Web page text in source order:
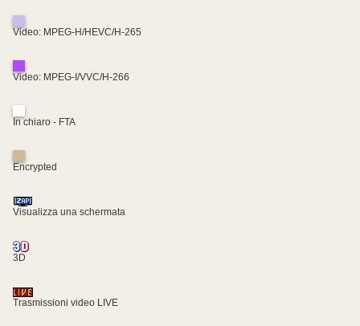
Video: MPEG-H/HEVC/H-265
Video: MPEG-I/VVC/H-266
In chiaro - FTA
Encrypted
Visualizza una schermata
3D
Trasmissioni video LIVE